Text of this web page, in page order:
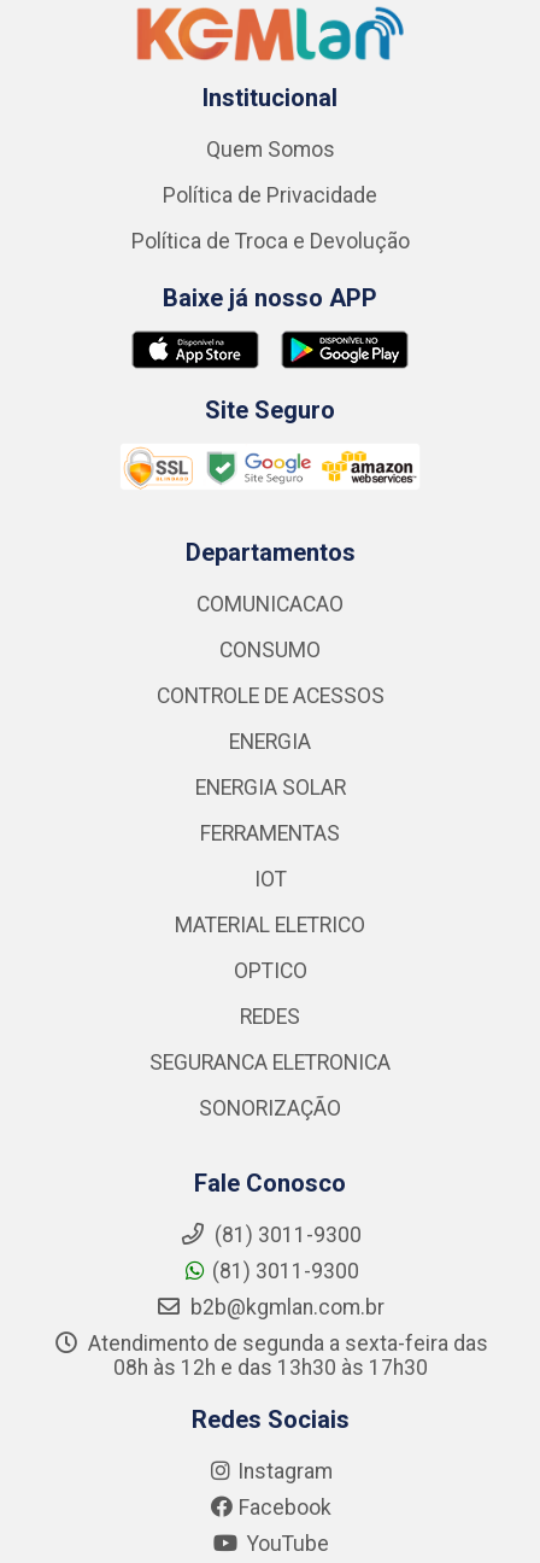
Institucional
Quem Somos
Política de Privacidade
Política de Troca e Devolução
Baixe já nosso APP
Site Seguro
Departamentos
COMUNICACAO
CONSUMO
CONTROLE DE ACESSOS
ENERGIA
ENERGIA SOLAR
FERRAMENTAS
IOT
MATERIAL ELETRICO
OPTICO
REDES
SEGURANCA ELETRONICA
SONORIZAÇÃO
Fale Conosco
(81) 3011-9300
(81) 3011-9300
b2b@kgmlan.com.br
Atendimento de segunda a sexta-feira das
08h às 12h e das 13h30 às 17h30
Redes Sociais
Instagram
Facebook
YouTube